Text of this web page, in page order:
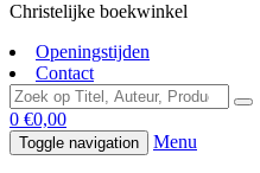
Christelijke boekwinkel
Openingstijden
Contact
0 €0,00
Toggle navigation Menu